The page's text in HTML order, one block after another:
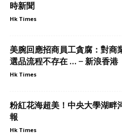
時新聞
Hk Times
美腕回應招商員工貪腐：對商
選品流程不存在 … – 新浪香港
Hk Times
粉紅花海超美！中央大學湖畔
報
Hk Times